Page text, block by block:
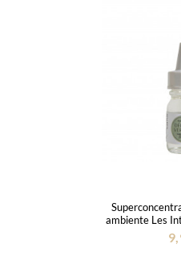
ambiente Les